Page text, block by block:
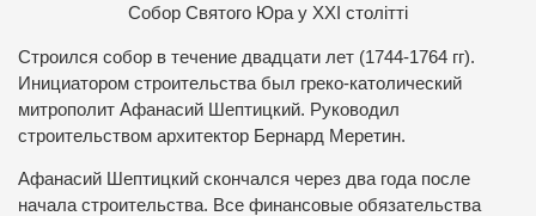
Собор Святого Юра у ХХІ столітті
Строился собор в течение двадцати лет (1744-1764 гг).
Инициатором строительства был греко-католический
митрополит Афанасий Шептицкий. Руководил
строительством архитектор Бернард Меретин.
Афанасий Шептицкий скончался через два года после
начала строительства. Все финансовые обязательства